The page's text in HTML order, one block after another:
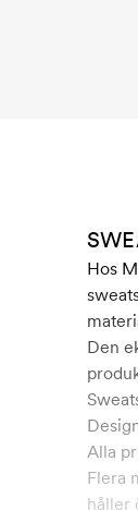
Hos
Den
Alla
Flera
håller